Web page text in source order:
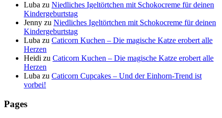
Luba zu Niedliches Igeltörtchen mit Schokocreme für deinen
Kindergeburtstag
Jenny zu Niedliches Igeltörtchen mit Schokocreme für deinen
Kindergeburtstag
Luba zu Caticorn Kuchen – Die magische Katze erobert alle
Herzen
Heidi zu Caticorn Kuchen – Die magische Katze erobert alle
Herzen
Luba zu Caticorn Cupcakes – Und der Einhorn-Trend ist
vorbei!
Pages